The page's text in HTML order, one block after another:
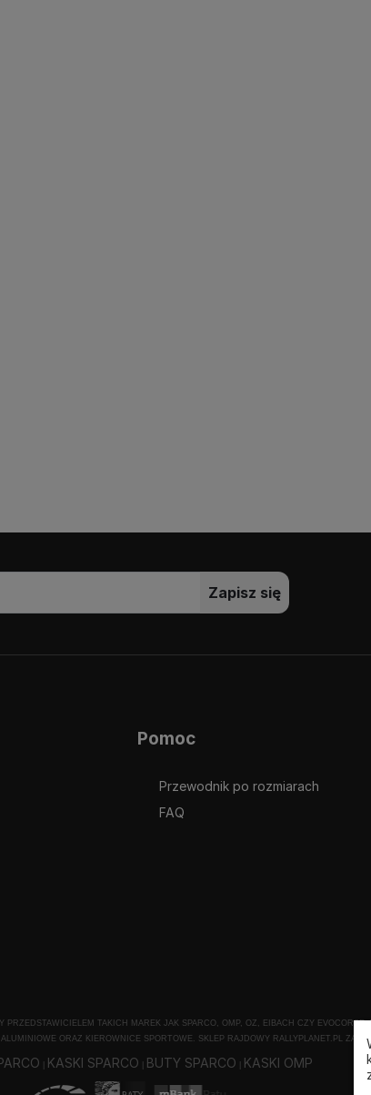
Zapisz się
Pomoc
Przewodnik po rozmiarach
FAQ
TAKICH MAREK JAK SPARCO, OMP, OZ, EIBACH CZY
ORAZ KIEROWNICE SPORTOWE. SKLEP RAJDOWY RALLYPLANET.PL
KASKI SPARCO BUTY SPARCO KASKI OMP